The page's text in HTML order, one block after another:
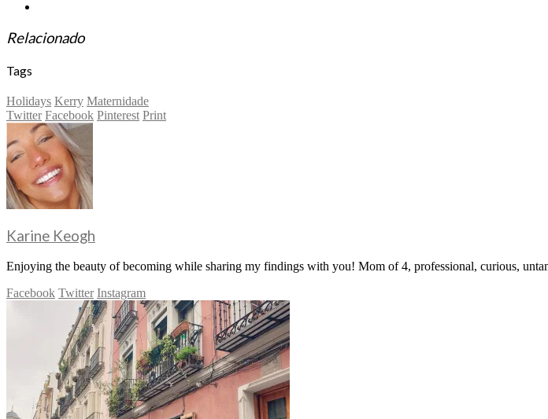
Relacionado
Tags
Holidays Kerry Maternidade
Twitter Facebook Pinterest Print
Karine Keogh
Enjoying the beauty of becoming while sharing my findings with you! Mom of 4, professional, curious,
Facebook Twitter Instagram